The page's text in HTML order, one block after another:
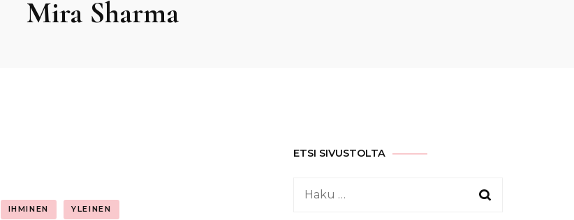
Mira Sharma
IHMINEN YLEINEN
ETSI SIVUSTOLTA
Haku: